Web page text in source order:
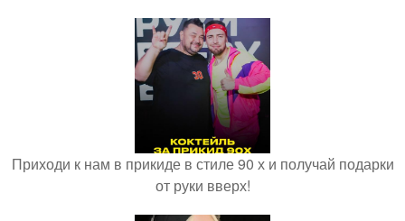
Приходи к нам в прикиде в стиле 90 х и получай подарки
от руки вверх!